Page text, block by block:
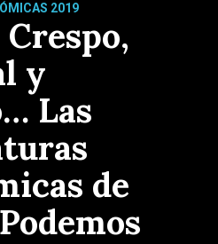
2019
y
Las
de